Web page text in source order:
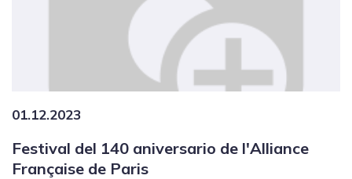
01.12.2023
Festival del 140 aniversario de l'Alliance
Française de Paris